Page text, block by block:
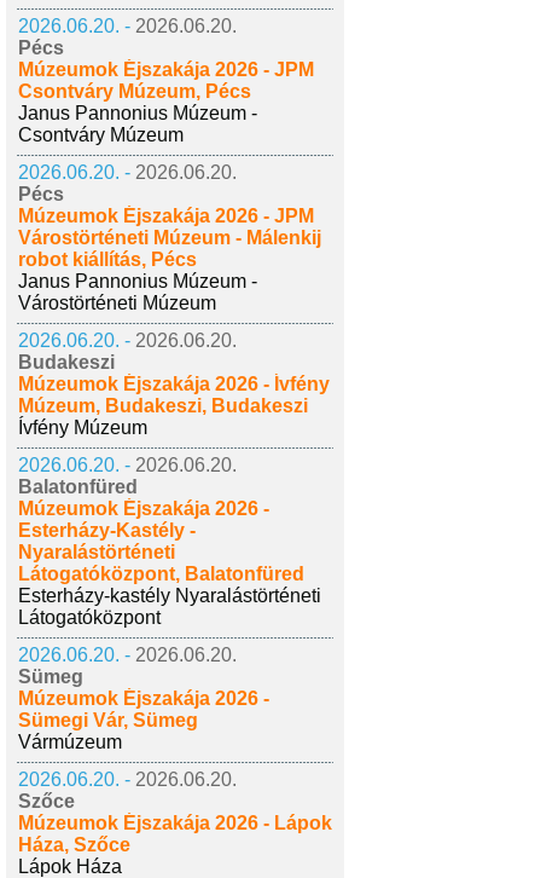
2026.06.20. - 2026.06.20.
Pécs
Múzeumok Éjszakája 2026 - JPM
Csontváry Múzeum, Pécs
Janus Pannonius Múzeum -
Csontváry Múzeum
2026.06.20. - 2026.06.20.
Pécs
Múzeumok Éjszakája 2026 - JPM
Várostörténeti Múzeum - Málenkij
robot kiállítás, Pécs
Janus Pannonius Múzeum -
Várostörténeti Múzeum
2026.06.20. - 2026.06.20.
Budakeszi
Múzeumok Éjszakája 2026 - Ívfény
Múzeum, Budakeszi, Budakeszi
Ívfény Múzeum
2026.06.20. - 2026.06.20.
Balatonfüred
Múzeumok Éjszakája 2026 -
Esterházy-Kastély -
Nyaralástörténeti
Látogatóközpont, Balatonfüred
Esterházy-kastély Nyaralástörténeti
Látogatóközpont
2026.06.20. - 2026.06.20.
Sümeg
Múzeumok Éjszakája 2026 -
Sümegi Vár, Sümeg
Vármúzeum
2026.06.20. - 2026.06.20.
Szőce
Múzeumok Éjszakája 2026 - Lápok
Háza, Szőce
Lápok Háza